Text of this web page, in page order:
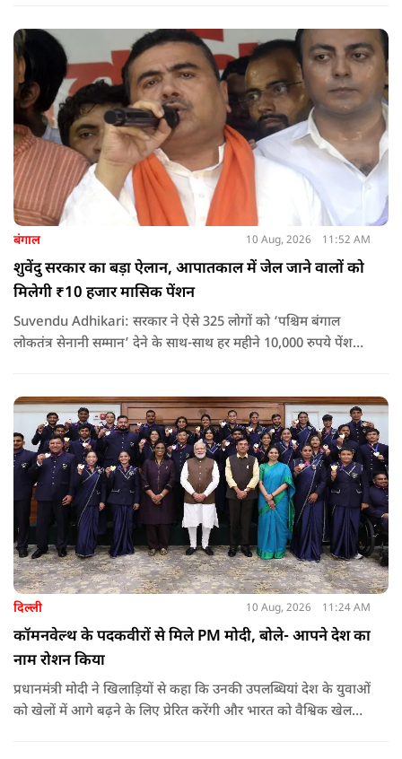
बंगाल 10 Aug, 2026 11:52 AM
शुवेंदु सरकार का बड़ा ऐलान, आपातकाल में जेल जाने वालों को
मिलेगी ₹10 हजार मासिक पेंशन
Suvendu Adhikari: सरकार ने ऐसे 325 लोगों को ‘पश्चिम बंगाल
लोकतंत्र सेनानी सम्मान’ देने के साथ-साथ हर महीने 10,000 रुपये पेंशन
दिल्ली 10 Aug, 2026 11:24 AM
कॉमनवेल्थ के पदकवीरों से मिले PM मोदी, बोले- आपने देश का
नाम रोशन किया
प्रधानमंत्री मोदी ने खिलाड़ियों से कहा कि उनकी उपलब्धियां देश के युवाओं
को खेलों में आगे बढ़ने के लिए प्रेरित करेंगी और भारत को वैश्विक खेल